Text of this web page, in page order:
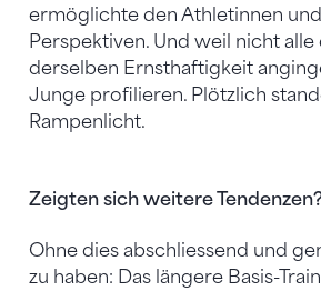
ermöglichte den Athletinnen
Perspektiven. Und weil nicht alle
derselben Ernsthaftigkeit
Junge profilieren. Plötzlich
Rampenlicht.
Zeigten sich weitere
Ohne dies abschliessend und
zu haben: Das längere Basis-